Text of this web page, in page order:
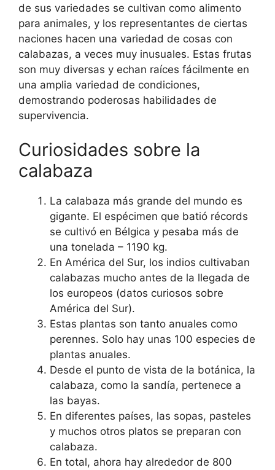
de sus variedades se cultivan como alimento
para animales, y los representantes de ciertas
naciones hacen una variedad de cosas con
calabazas, a veces muy inusuales. Estas frutas
son muy diversas y echan raíces fácilmente en
una amplia variedad de condiciones,
demostrando poderosas habilidades de
supervivencia.
Curiosidades sobre la
calabaza
La calabaza más grande del mundo es
gigante. El espécimen que batió récords
se cultivó en Bélgica y pesaba más de
una tonelada – 1190 kg.
En América del Sur, los indios cultivaban
calabazas mucho antes de la llegada de
los europeos (datos curiosos sobre
América del Sur).
Estas plantas son tanto anuales como
perennes. Solo hay unas 100 especies de
plantas anuales.
Desde el punto de vista de la botánica, la
calabaza, como la sandía, pertenece a
las bayas.
En diferentes países, las sopas, pasteles
y muchos otros platos se preparan con
calabaza.
En total, ahora hay alrededor de 800